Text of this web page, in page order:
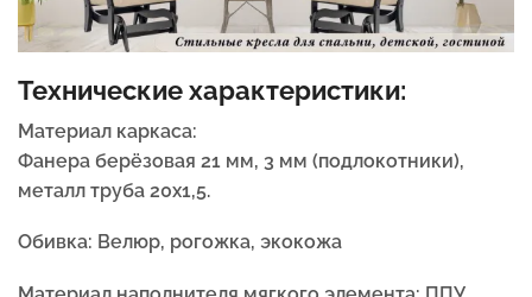
Технические характеристики:
Материал каркаса:
Фанера берёзовая 21 мм, 3 мм (подлокотники),
металл труба 20х1,5.
Обивка: Велюр, рогожка, экокожа